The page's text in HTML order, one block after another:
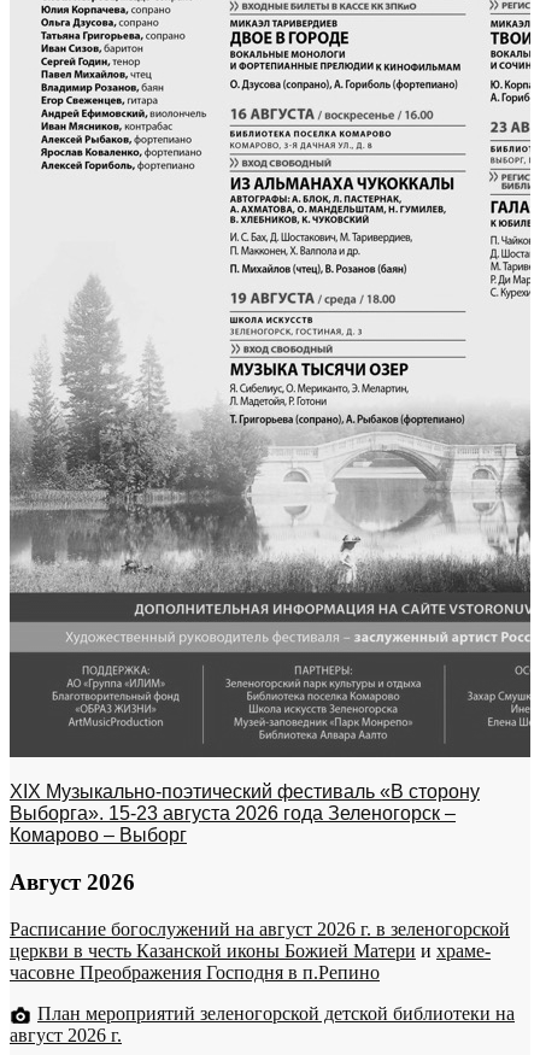
XIX Музыкально-поэтический фестиваль «В сторону
Выборга». 15-23 августа 2026 года Зеленогорск –
Комарово – Выборг
Август 2026
Расписание богослужений на август 2026 г. в зеленогорской
церкви в честь Казанской иконы Божией Матери и храме-
часовне Преображения Господня в п.Репино
План мероприятий зеленогорской детской библиотеки на
август 2026 г.